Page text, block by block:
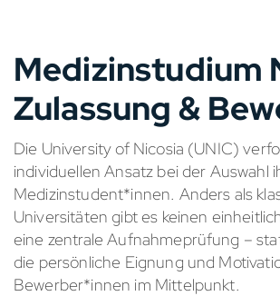
Medizinstudium
Zulassung &
Die University of Nicosia (UNIC)
individuellen Ansatz bei der Auswahl
Medizinstudent*innen. Anders als
Universitäten gibt es keinen
eine zentrale Aufnahmeprüfung –
die persönliche Eignung und
Bewerber*innen im Mittelpunkt.